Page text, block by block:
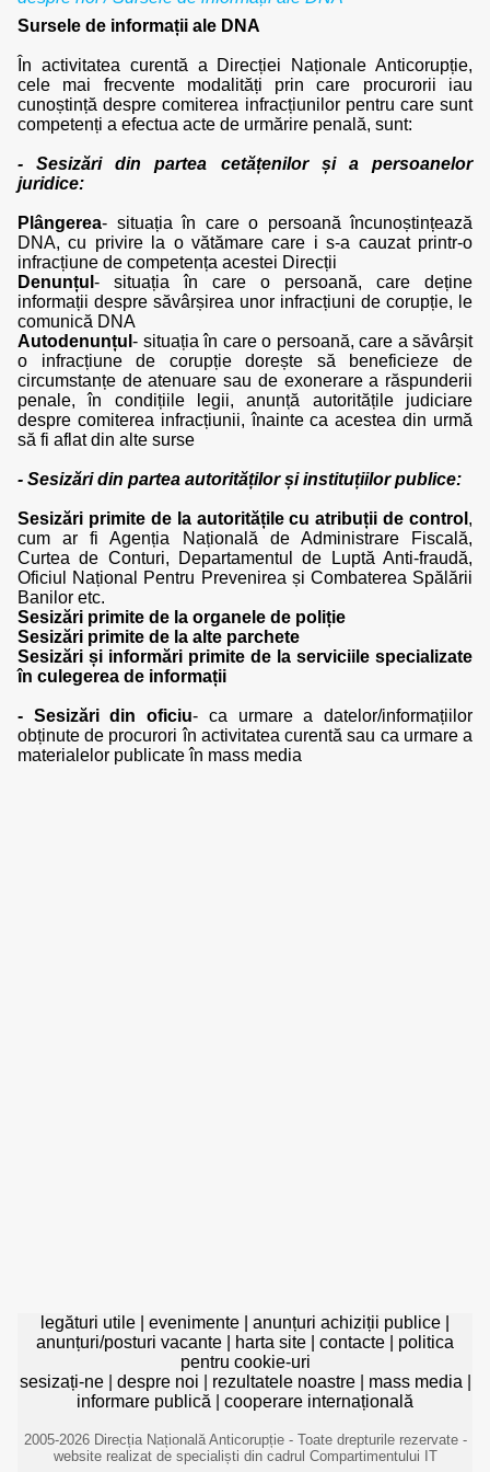
Sursele de informații ale DNA
În activitatea curentă a Direcției Naționale Anticorupție,
cele mai frecvente modalități prin care procurorii iau
cunoștință despre comiterea infracțiunilor pentru care sunt
competenți a efectua acte de urmărire penală, sunt:
- Sesizări din partea cetățenilor și a persoanelor
juridice:
Plângerea- situația în care o persoană încunoștințează
DNA, cu privire la o vătămare care i s-a cauzat printr-o
infracțiune de competența acestei Direcții
Denunțul - situația în care o persoană, care deține
informații despre săvârșirea unor infracțiuni de corupție, le
comunică DNA
Autodenunțul - situația în care o persoană, care a săvârșit
o infracțiune de corupție dorește să beneficieze de
circumstanțe de atenuare sau de exonerare a răspunderii
penale, în condițiile legii, anunță autoritățile judiciare
despre comiterea infracțiunii, înainte ca acestea din urmă
să fi aflat din alte surse
- Sesizări din partea autorităților și instituțiilor publice:
Sesizări primite de la autoritățile cu atribuții de control ,
cum ar fi Agenția Națională de Administrare Fiscală,
Curtea de Conturi, Departamentul de Luptă Anti-fraudă,
Oficiul Național Pentru Prevenirea și Combaterea Spălării
Banilor etc.
Sesizări primite de la organele de poliție
Sesizări primite de la alte parchete
Sesizări și informări primite de la serviciile specializate
în culegerea de informații
- Sesizări din oficiu- ca urmare a datelor/informațiilor
obținute de procurori în activitatea curentă sau ca urmare a
materialelor publicate în mass media
legături utile evenimente anunțuri achiziții publice
anunțuri/posturi vacante
harta site contacte
politica
pentru cookie-uri
sesizați-ne| despre noi rezultatele noastre| mass media
informare publică
cooperare internațională
2005-2026 Direcția Națională Anticorupție - Toate drepturile rezervate -
website realizat de specialiști din cadrul Compartimentului IT